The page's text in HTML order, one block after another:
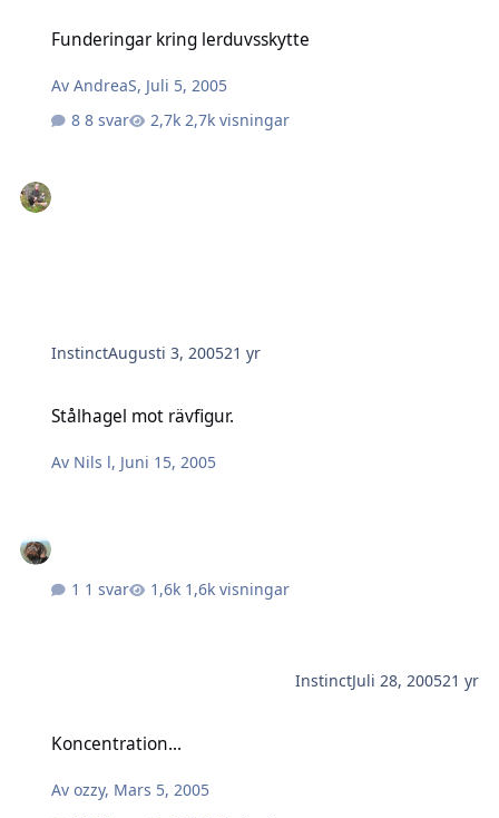
Funderingar kring lerduvsskytte
AvAndreaS, Juli 5, 2005
8 svar
2,7k visningar
InstinctAugusti 3, 200521 yr
Stålhagel mot rävfigur.
Av Nils l, Juni 15, 2005
1 svar 1,6k visningar
InstinctJuli 28, 200521 yr
Koncentration...
Avozzy, Mars 5, 2005